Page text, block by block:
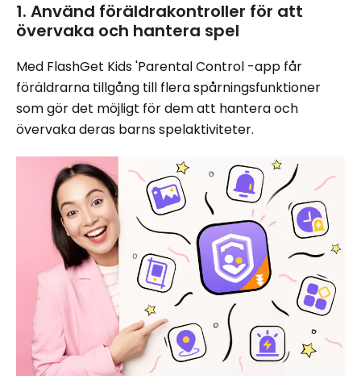
1. Använd föräldrakontroller för att
övervaka och hantera spel
Med FlashGet Kids 'Parental Control -app får
föräldrarna tillgång till flera spårningsfunktioner
som gör det möjligt för dem att hantera och
övervaka deras barns spelaktiviteter.